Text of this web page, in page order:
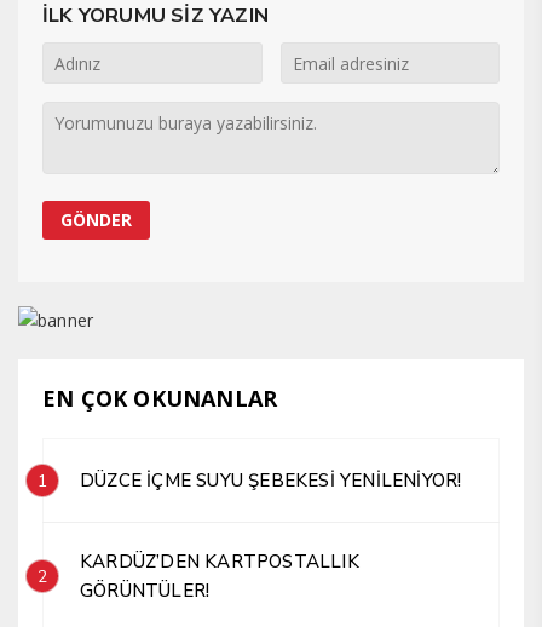
İLK YORUMU SİZ YAZIN
EN ÇOK OKUNANLAR
1 DÜZCE İÇME SUYU ŞEBEKESİ YENİLENİYOR!
2
KARDÜZ’DEN KARTPOSTALLIK
GÖRÜNTÜLER!